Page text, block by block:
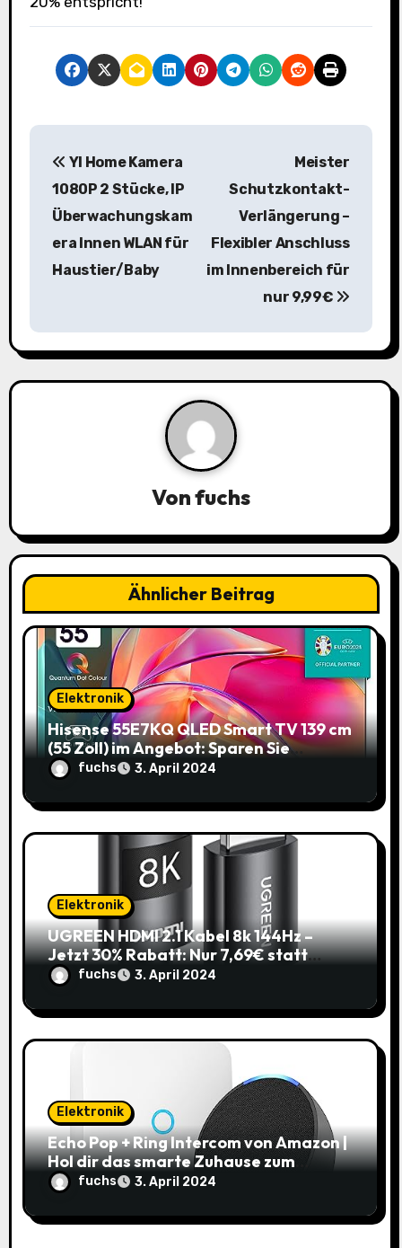
B
a
g
i
g
a
t
o
YI Home Kamera
1080P 2 Stücke, IP
Überwachungskam
era Innen WLAN für
Haustier/Baby
Meister
Schutzkontakt-
Verlängerung –
Flexibler Anschluss
im Innenbereich für
nur 9,99€
Vonfuchs
Ähnlicher Beitrag
Elektronik
Hisense 55E7KQ QLED Smart TV 139 cm
(55 Zoll) im Angebot: Sparen Sie
145,85€!
fuchs 3. April 2024
Elektronik
UGREEN HDMI 2.1 Kabel 8k 144Hz –
Jetzt 30% Rabatt: Nur 7,69€ statt
10,99€
fuchs 3. April 2024
Elektronik
Echo Pop + Ring Intercom von Amazon |
Hol dir das smarte Zuhause zum
Schnäppchenpreis!
fuchs 3. April 2024